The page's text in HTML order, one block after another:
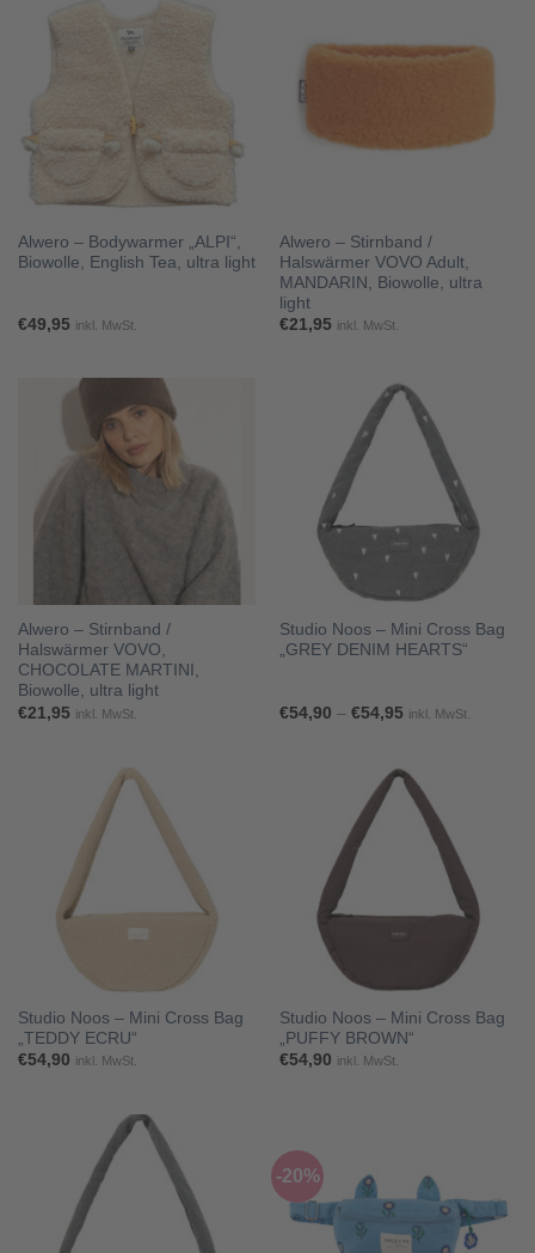
Alwero – Bodywarmer „ALPI“,
Biowolle, English Tea, ultra light
€49,95 inkl. MwSt.
Alwero – Stirnband /
Halswärmer VOVO Adult,
MANDARIN, Biowolle, ultra
light
€21,95 inkl. MwSt.
Alwero – Stirnband /
Halswärmer VOVO,
CHOCOLATE MARTINI,
Biowolle, ultra light
€21,95 inkl. MwSt.
Studio Noos – Mini Cross Bag
„GREY DENIM HEARTS“
€54,90 – €54,95Preisspanne:
inkl. MwSt.
Studio Noos – Mini Cross Bag
„TEDDY ECRU“
€54,90 inkl. MwSt.
Studio Noos – Mini Cross Bag
„PUFFY BROWN“
€54,90 inkl. MwSt.
-20%